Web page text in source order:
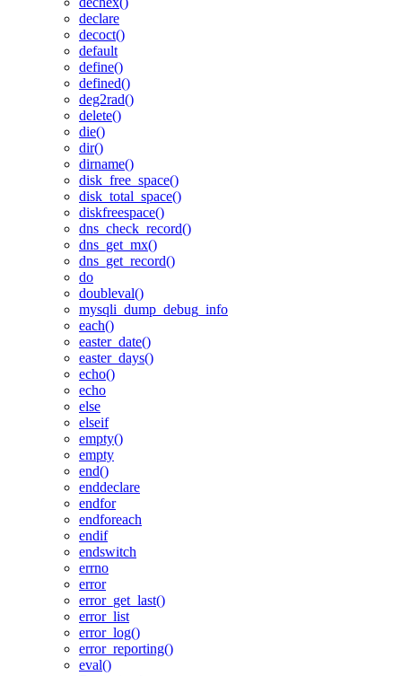
declare
decoct()
default
define()
defined()
deg2rad()
delete()
die()
dir()
dirname()
disk_free_space()
disk_total_space()
diskfreespace()
dns_check_record()
dns_get_mx()
dns_get_record()
do
doubleval()
mysqli_dump_debug_info
each()
easter_date()
easter_days()
echo()
echo
else
elseif
empty()
empty
end()
enddeclare
endfor
endforeach
endif
endswitch
errno
error
error_get_last()
error_list
error_log()
error_reporting()
eval()